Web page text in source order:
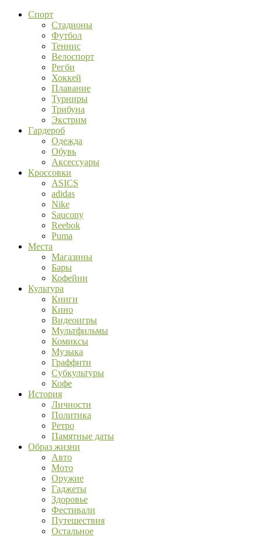
Спорт
Стадионы
Футбол
Теннис
Велоспорт
Регби
Хоккей
Плавание
Турниры
Трибуна
Экстрим
Гардероб
Одежда
Обувь
Аксессуары
Кроссовки
ASICS
adidas
Nike
Saucony
Reebok
Puma
Места
Магазины
Бары
Кофейни
Культура
Книги
Кино
Видеоигры
Мультфильмы
Комиксы
Музыка
Граффити
Субкультуры
Кофе
История
Личности
Политика
Ретро
Памятные даты
Образ жизни
Авто
Мото
Оружие
Гаджеты
Здоровье
Фестивали
Путешествия
Остальное